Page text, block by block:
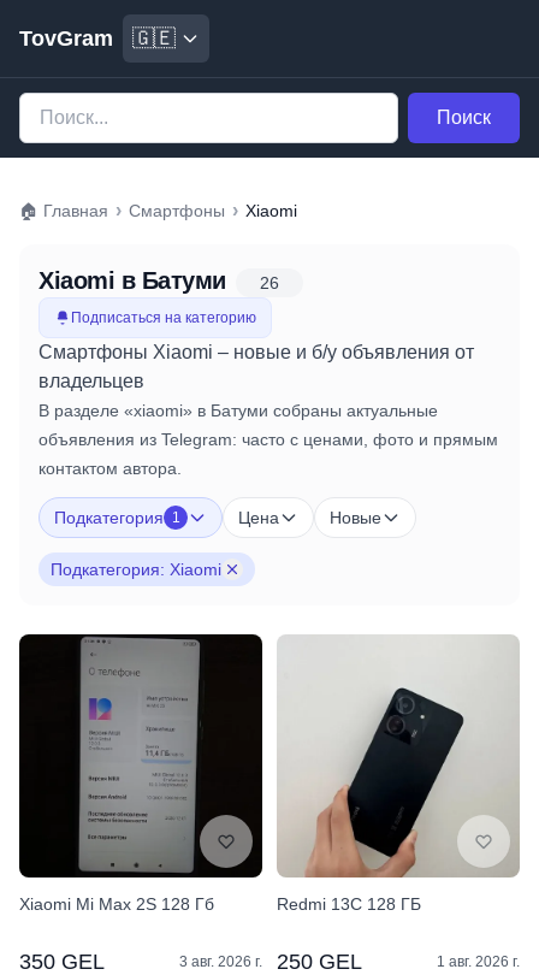
TovGram 🇬🇪
Поиск
🏠 Главная › Смартфоны › Xiaomi
Xiaomi в Батуми 26
Подписаться на категорию
Смартфоны Xiaomi – новые и б/у объявления от
владельцев
В разделе «xiaomi» в Батуми собраны актуальные
объявления из Telegram: часто с ценами, фото и прямым
контактом автора.
Подкатегория 1 Цена Новые
Подкатегория: Xiaomi
Xiaomi Mi Max 2S 128 Гб
350 GEL 3 авг. 2026 г.
Redmi 13C 128 ГБ
250 GEL 1 авг. 2026 г.